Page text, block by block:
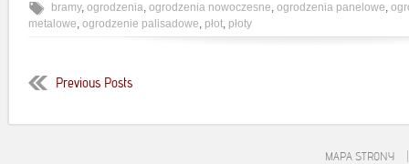
bramy, ogrodzenia, ogrodzenia nowoczesne, ogrodzenia panelowe,
metalowe, ogrodzenie palisadowe, płot, płoty
Previous Posts
MAPA STRONY